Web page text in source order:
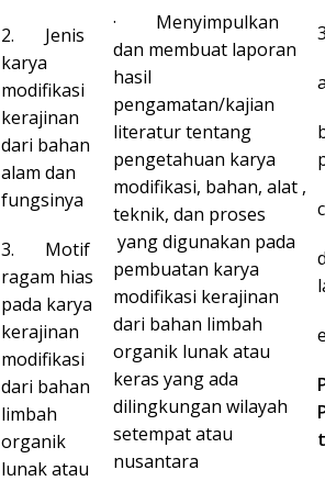
2. Jenis
karya
modifikasi
kerajinan
dari bahan
alam dan
fungsinya
3. Motif
ragam hias
pada karya
kerajinan
modifikasi
dari bahan
limbah
organik
lunak atau
· Menyimpulkan
dan membuat laporan
hasil
pengamatan/kajian
literatur tentang
pengetahuan karya
modifikasi, bahan, alat ,
teknik, dan proses
yang digunakan pada
pembuatan karya
modifikasi kerajinan
dari bahan limbah
organik lunak atau
keras yang ada
dilingkungan wilayah
setempat atau
nusantara